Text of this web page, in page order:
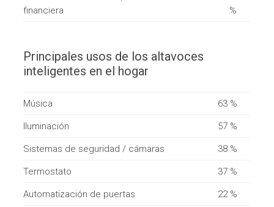
financiera
%
Principales usos de los altavoces
inteligentes en el hogar
Música 63 %
Iluminación 57 %
Sistemas de seguridad / cámaras 38 %
Termostato 37 %
Automatización de puertas 22 %